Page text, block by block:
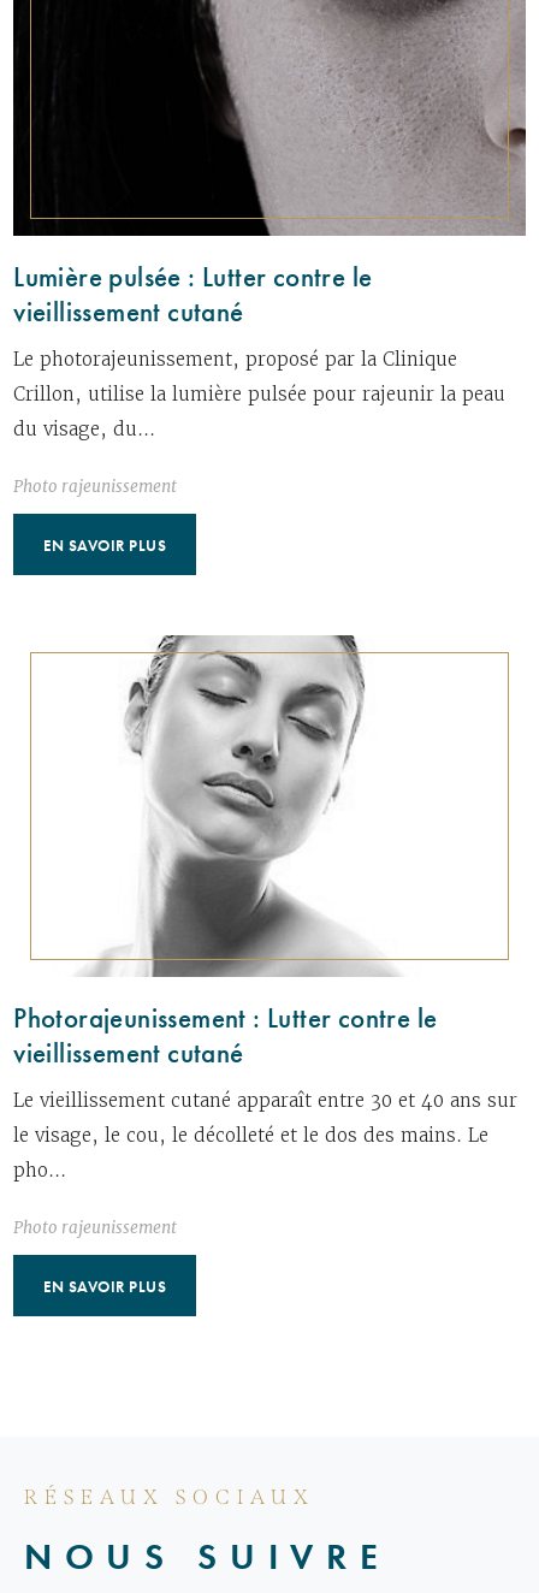
Lumière pulsée : Lutter contre le
vieillissement cutané
Le photorajeunissement, proposé par la Clinique
Crillon, utilise la lumière pulsée pour rajeunir la peau
du visage, du...
Photo rajeunissement
EN SAVOIR PLUS
Photorajeunissement : Lutter contre le
vieillissement cutané
Le vieillissement cutané apparaît entre 30 et 40 ans sur
le visage, le cou, le décolleté et le dos des mains. Le
pho...
Photo rajeunissement
EN SAVOIR PLUS
RÉSEAUX SOCIAUX
NOUS SUIVRE